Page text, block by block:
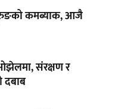
कमब्याक, आजै
संरक्षण र
दबाब